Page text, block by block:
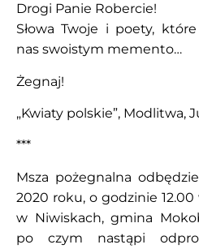
Drogi Panie Robercie!
Słowa Twoje i poety, które
nas swoistym memento…
Żegnaj!
„Kwiaty polskie”, Modlitwa,
***
Msza pożegnalna
2020 roku, o godzinie
w Niwiskach, gmina
po czym nastąpi